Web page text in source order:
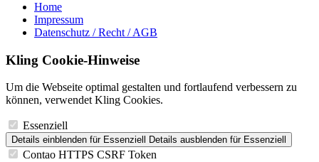
Home
Impressum
Datenschutz / Recht / AGB
Kling Cookie-Hinweise
Um die Webseite optimal gestalten und fortlaufend verbessern zu
können, verwendet Kling Cookies.
Essenziell
Details einblenden für Essenziell Details ausblenden für Essenziell
Contao HTTPS CSRF Token